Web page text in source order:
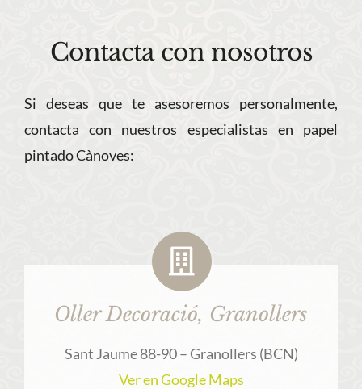
Contacta con nosotros
Si deseas que te asesoremos personalmente,
contacta con nuestros especialistas en papel
pintado Cànoves:
Oller Decoració, Granollers
Sant Jaume 88-90 – Granollers (BCN)
Ver en Google Maps